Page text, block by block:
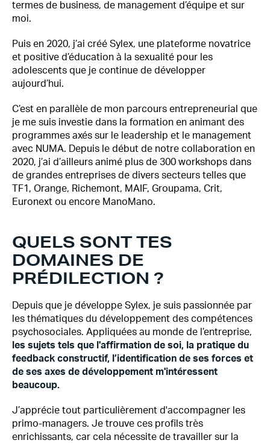
termes de business, de management d’équipe et sur
moi.
Puis en 2020, j’ai créé Sylex, une plateforme novatrice
et positive d’éducation à la sexualité pour les
adolescents que je continue de développer
aujourd’hui.
C’est en parallèle de mon parcours entrepreneurial que
je me suis investie dans la formation en animant des
programmes axés sur le leadership et le management
avec NUMA. Depuis le début de notre collaboration en
2020, j’ai d’ailleurs animé plus de 300 workshops dans
de grandes entreprises de divers secteurs telles que
TF1, Orange, Richemont, MAIF, Groupama, Crit,
Euronext ou encore ManoMano.
QUELS SONT TES
DOMAINES DE
PRÉDILECTION ?
Depuis que je développe Sylex, je suis passionnée par
les thématiques du développement des compétences
psychosociales. Appliquées au monde de l’entreprise,
les sujets tels que l'affirmation de soi, la pratique du
feedback constructif, l’identification de ses forces et
de ses axes de développement m'intéressent
beaucoup.
J’apprécie tout particulièrement d'accompagner les
primo-managers. Je trouve ces profils très
enrichissants, car cela nécessite de travailler sur la